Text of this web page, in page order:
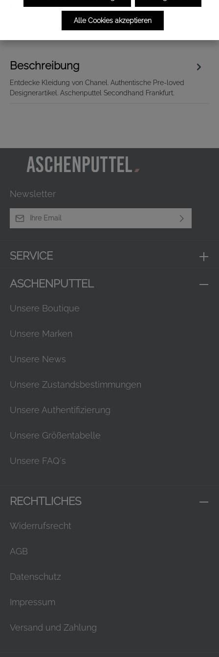
Produktnummer:240610045
Beschreibung
Entdecke Kleidung von Chanel. Authentische Pre-loved
Designerartikel. Aschenputtel Secondhand Frankfurt.
Newsletter
E-Mail-Adresse*
einverstanden.
SERVICE
ASCHENPUTTEL
Unsere Boutique
Unsere Marken
Unsere News
Unsere Zustandsbestimmungen
Unsere Authentifizierung
Unsere Größentabelle
Unsere FAQ´s
RECHTLICHES
Widerrufsrecht
AGB
Datenschutz
Impressum
Versand und Zahlung
Alle Cookies akzeptieren